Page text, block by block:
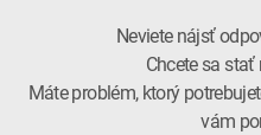
Neviete nájsť
Chcete sa
Máte problém, ktorý
vám